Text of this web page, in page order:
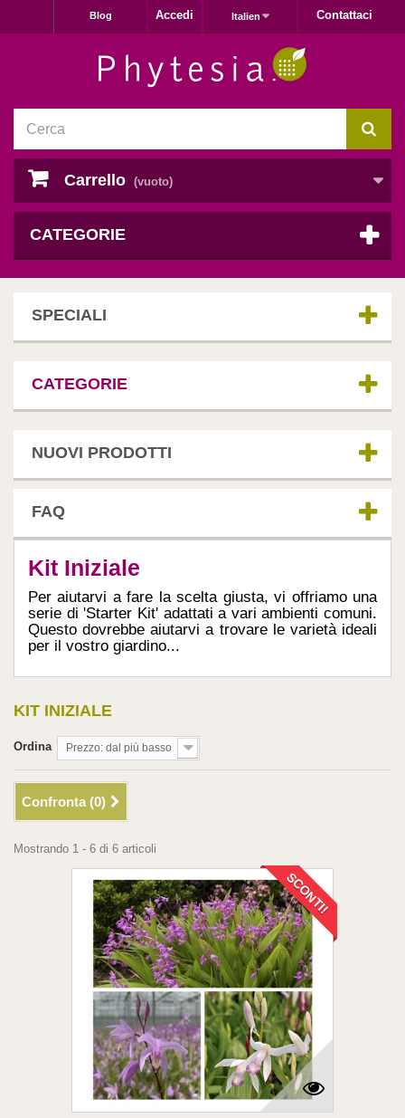
Contattaci
Italien
Accedi
Blog
Carrello (vuoto)
CATEGORIE
SPECIALI
CATEGORIE
NUOVI PRODOTTI
FAQ
Kit Iniziale
Per aiutarvi a fare la scelta giusta, vi offriamo una
serie di 'Starter Kit' adattati a vari ambienti comuni.
Questo dovrebbe aiutarvi a trovare le varietà ideali
per il vostro giardino...
KIT INIZIALE
Ordina Prezzo: dal più basso
Confronta (0)
Mostrando 1 - 6 di 6 articoli
SCONTI!